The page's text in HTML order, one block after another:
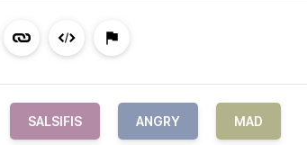
SALSIFIS ANGRY MAD